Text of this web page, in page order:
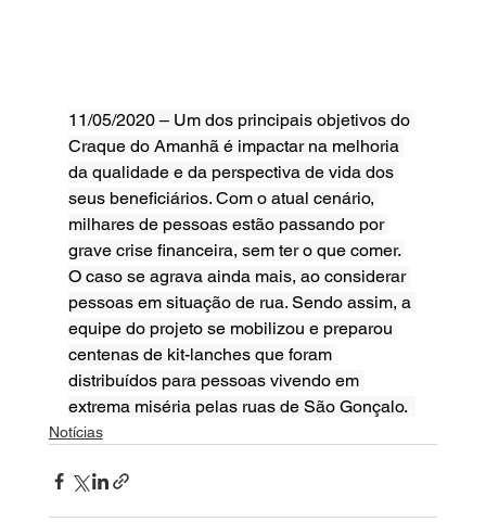
11/05/2020 – Um dos principais objetivos do
Craque do Amanhã é impactar na melhoria
da qualidade e da perspectiva de vida dos
seus beneficiários. Com o atual cenário,
milhares de pessoas estão passando por
grave crise financeira, sem ter o que comer.
O caso se agrava ainda mais, ao considerar
pessoas em situação de rua. Sendo assim, a
equipe do projeto se mobilizou e preparou
centenas de kit-lanches que foram
distribuídos para pessoas vivendo em
extrema miséria pelas ruas de São Gonçalo.
Notícias